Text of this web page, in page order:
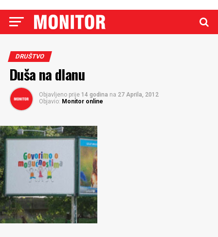
DRUŠTVO
Duša na dlanu
Objavljeno prije 14 godina na 27 Aprila, 2012
Objavio: Monitor online